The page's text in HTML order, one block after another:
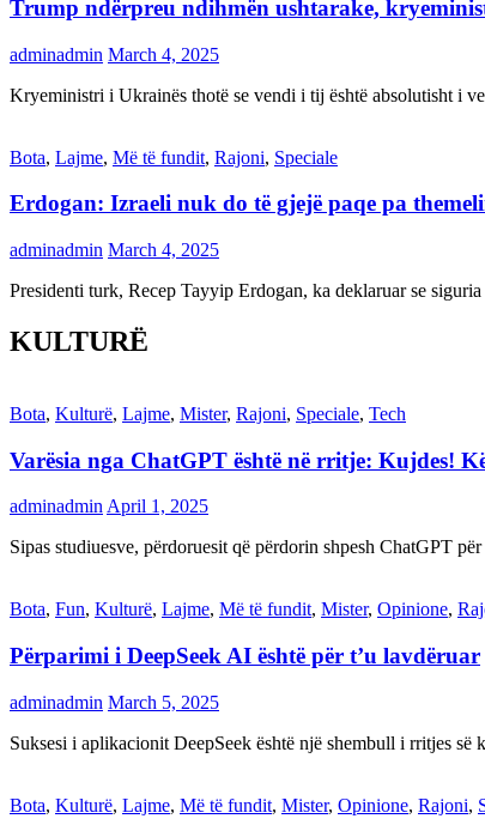
Trump ndërpreu ndihmën ushtarake,
adminadmin March 4, 2025
Kryeministri i Ukrainës thotë se vendi i tij është absolutisht i
Bota, Lajme, Më të fundit, Rajoni, Speciale
Erdogan: Izraeli nuk do të gjejë paqe pa
adminadmin March 4, 2025
Presidenti turk, Recep Tayyip Erdogan, ka deklaruar se
KULTURË
Bota, Kulturë, Lajme, Mister, Rajoni, Speciale, Tech
Varësia nga ChatGPT është në rritje: Kujdes!
adminadmin April 1, 2025
Sipas studiuesve, përdoruesit që përdorin shpesh ChatGPT
Bota, Fun, Kulturë, Lajme, Më të fundit, Mister, Opinione,
Përparimi i DeepSeek AI është për t’u lavdëruar
adminadmin March 5, 2025
Suksesi i aplikacionit DeepSeek është një shembull i rritjes
Bota, Kulturë, Lajme, Më të fundit, Mister, Opinione, Rajoni,